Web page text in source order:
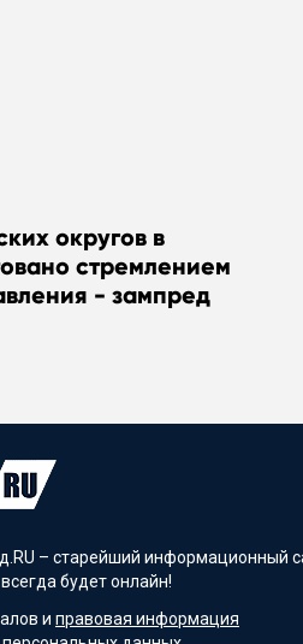
округов в
стремлением
- зампред
Александр
– старейший информационный
будет онлайн!
и правовая информация